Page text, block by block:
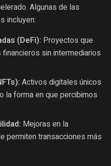
Algunas de las
incluyen:
(DeFi): Proyectos que
sin intermediarios
Activos digitales únicos
la forma en que percibimos
Mejoras en la
permiten transacciones más